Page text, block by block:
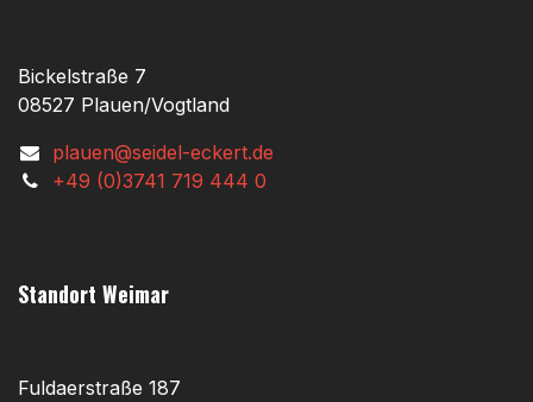
Bickelstraße 7
08527 Plauen/Vogtland
plauen@seidel-eckert.de
+49 (0)3741 719 444 0
Standort Weimar
Fuldaerstraße 187